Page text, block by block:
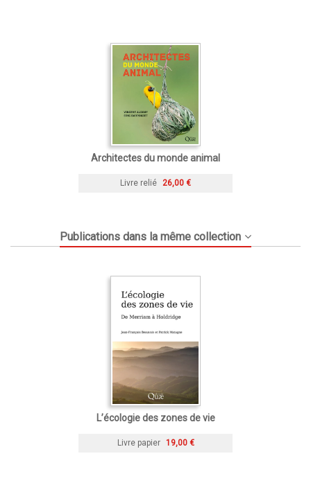
Architectes du monde animal
Livre relié 26,00 €
Publications dans la même collection
L’écologie des zones de vie
Livre papier 19,00 €